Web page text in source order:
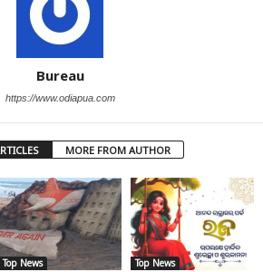
Bureau
https://www.odiapua.com
MORE FROM AUTHOR
Top News Top News